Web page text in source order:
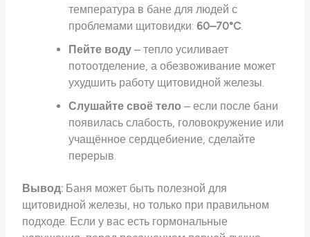
температура в бане для людей с
проблемами щитовидки: 60–70°C.
Пейте воду– тепло усиливает
потоотделение, а обезвоживание может
ухудшить работу щитовидной железы.
Слушайте своё тело – если после бани
появилась слабость, головокружение или
учащённое сердцебиение, сделайте
перерыв.
Вывод: Баня может быть полезной для
щитовидной железы, но только при правильном
подходе. Если у вас есть гормональные